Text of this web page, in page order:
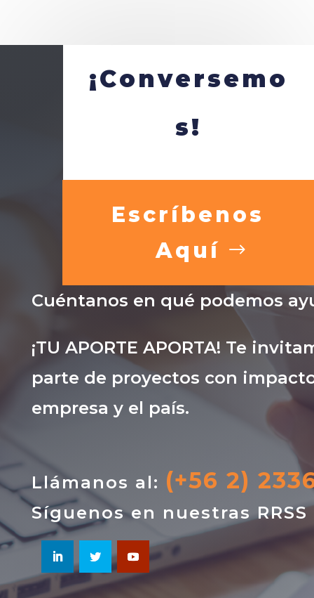
¡Conversemo
s!
Escríbenos
Aquí
Cuéntanos en qué podemos
¡TU APORTE APORTA! Te
parte de proyectos con
empresa y el país.
Llámanos al: (+56 2)
Síguenos en nuestras RRSS